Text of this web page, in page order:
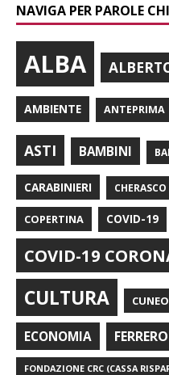
NAVIGA PER PAROLE
ALBA
AMBIENTE ANTEPRIMA
ASTI BAMBINI
CARABINIERI CHERASCO
COPERTINA COVID-19
COVID-19
CULTURA CUNEO
ECONOMIA FERRERO
FONDAZIONE CRC (CASSA